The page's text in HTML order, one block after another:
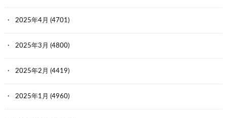
2025年4月 (4701)
2025年3月 (4800)
2025年2月 (4419)
2025年1月 (4960)